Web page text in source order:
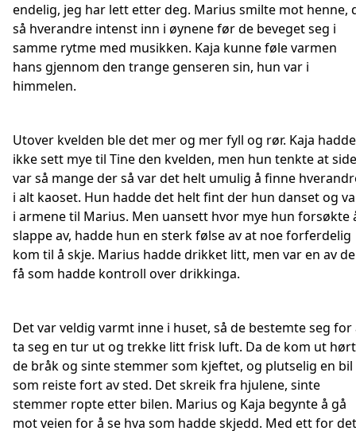
endelig, jeg har lett etter deg. Marius smilte mot henne,
så hverandre intenst inn i øynene før de beveget seg i
samme rytme med musikken. Kaja kunne føle varmen
hans gjennom den trange genseren sin, hun var i
himmelen.
Utover kvelden ble det mer og mer fyll og rør. Kaja hadde
ikke sett mye til Tine den kvelden, men hun tenkte at
var så mange der så var det helt umulig å finne
i alt kaoset. Hun hadde det helt fint der hun danset og
i armene til Marius. Men uansett hvor mye hun forsøkte
slappe av, hadde hun en sterk følse av at noe forferdelig
kom til å skje. Marius hadde drikket litt, men var en av de
få som hadde kontroll over drikkinga.
Det var veldig varmt inne i huset, så de bestemte seg for
ta seg en tur ut og trekke litt frisk luft. Da de kom ut
de bråk og sinte stemmer som kjeftet, og plutselig en bil
som reiste fort av sted. Det skreik fra hjulene, sinte
stemmer ropte etter bilen. Marius og Kaja begynte å gå
mot veien for å se hva som hadde skjedd. Med ett for det